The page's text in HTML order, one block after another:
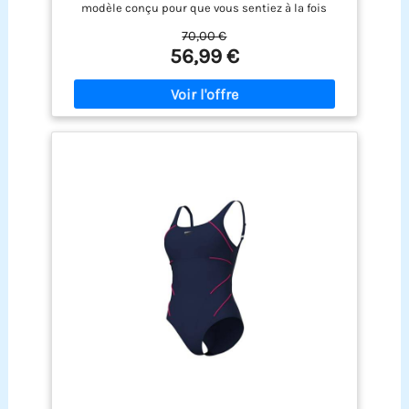
modèle conçu pour que vous sentiez à la fois
matières Sensitive Fabrics brevetées pour un
confort, un soutien et un effet sculptant
maximaux : ultra-résistant au chlore, protection
UV, séchage rapide, fabriqué à base de polyamide
recyclé. Bretelles facilement ajustables pour un
ajustement personnalisé parfait et une bonne
les femmes actives qui veulent profiter des joies
de la piscine, de la plage, de la natation, de
l’aquafitness et des activités bien-être avec style.
Choisissez votre taille habituelle pour profiter
pleinement du pouvoir sculptant et des matières
à haut maintien ou choisissez la taille supérieure
si vous préférez plus de confort. 68 % polyamide,
32 % élasthanne (matière écologique : 100 %
polyamide recyclé)
70,00 €
56,99 €